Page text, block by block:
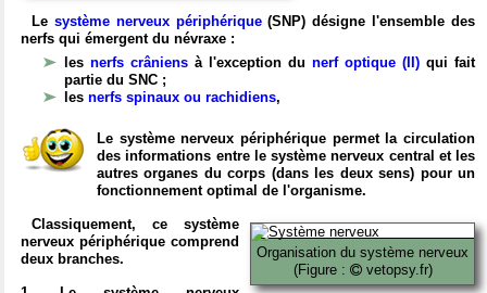
Le système nerveux périphérique(SNP) désigne l'ensemble des
nerfs qui émergent du névraxe :
les nerfs crâniens à l'exception du nerf optique (II) qui fait
partie du SNC ;
les nerfs spinaux ou rachidiens,
Le système nerveux périphérique permet la circulation
des informations entre le système nerveux central et les
autres organes du corps (dans les deux sens) pour un
fonctionnement optimal de l'organisme.
Organisation du système nerveux
(Figure :
vetopsy.fr)
Classiquement, ce système
nerveux périphérique comprend
deux branches.